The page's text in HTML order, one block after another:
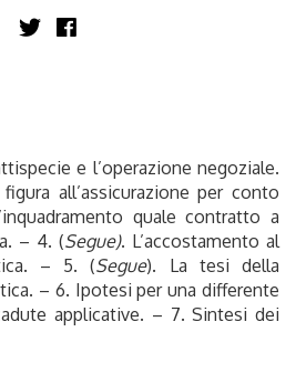
e l’operazione negoziale.
all’assicurazione per conto
quale contratto a
– 4. (Segue). L’accostamento al
– 5. (Segue). La tesi della
– 6. Ipotesi per una differente
applicative. – 7. Sintesi dei